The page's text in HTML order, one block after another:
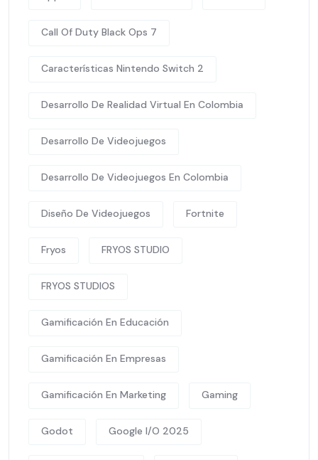
Call Of Duty Black Ops 7
Características Nintendo Switch 2
Desarrollo De Realidad Virtual En Colombia
Desarrollo De Videojuegos
Desarrollo De Videojuegos En Colombia
Diseño De Videojuegos Fortnite
Fryos FRYOS STUDIO
FRYOS STUDIOS
Gamificación En Educación
Gamificación En Empresas
Gamificación En Marketing Gaming
Godot Google I/O 2025